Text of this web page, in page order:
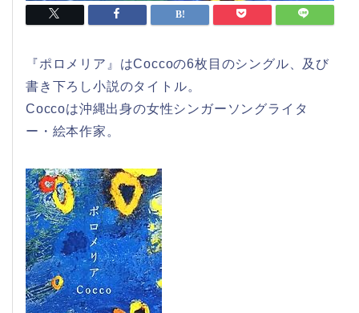
『ポロメリア』はCoccoの6枚目のシングル、及び
書き下ろし小説のタイトル。
Coccoは沖縄出身の女性シンガーソングライタ
ー・絵本作家。